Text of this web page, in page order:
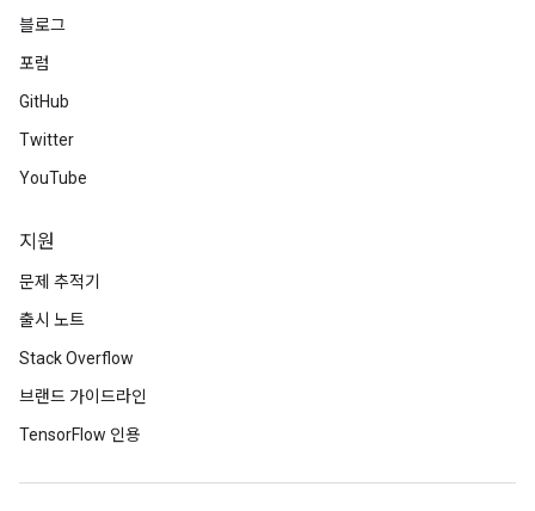
블로그
포럼
GitHub
Twitter
YouTube
지원
문제 추적기
출시 노트
Stack Overflow
브랜드 가이드라인
TensorFlow 인용